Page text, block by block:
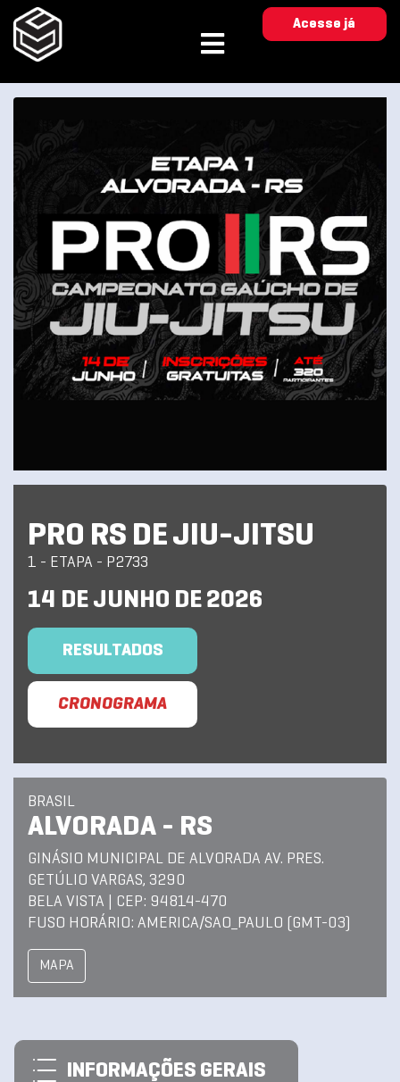
Acesse já
PRO RS DE JIU-JITSU
1 - ETAPA - P2733
14 DE JUNHO DE 2026
RESULTADOS
CRONOGRAMA
BRASIL
ALVORADA - RS
GINÁSIO MUNICIPAL DE ALVORADA AV. PRES.
GETÚLIO VARGAS, 3290
BELA VISTA | CEP: 94814-470
FUSO HORÁRIO: AMERICA/SAO_PAULO (GMT-03)
MAPA
INFORMAÇÕES GERAIS